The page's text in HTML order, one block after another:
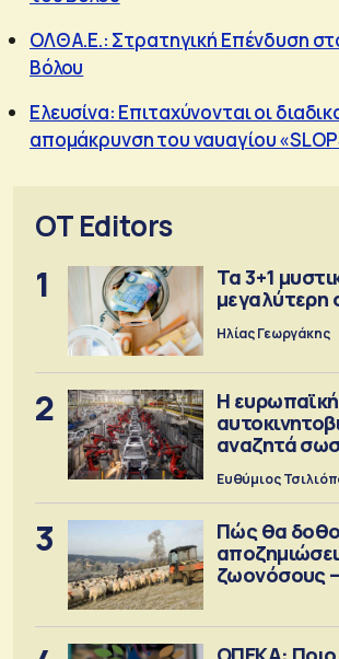
ΟΛΘ Α.Ε.: Στρατηγική Επένδυση
Βόλου
Ελευσίνα: Επιταχύνονται οι
απομάκρυνση του ναυαγίου
OT Editors
1
Τα 3+1
μεγαλύτερη
Ηλίας Γεωργάκης
2
Η ευρωπαϊκή
αναζητά
Κίνα
Ευθύμιος
3
Πώς θα
ζωονόσους